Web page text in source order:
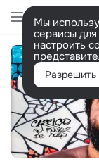
Мы
сервисы для
настроить
Разрешить